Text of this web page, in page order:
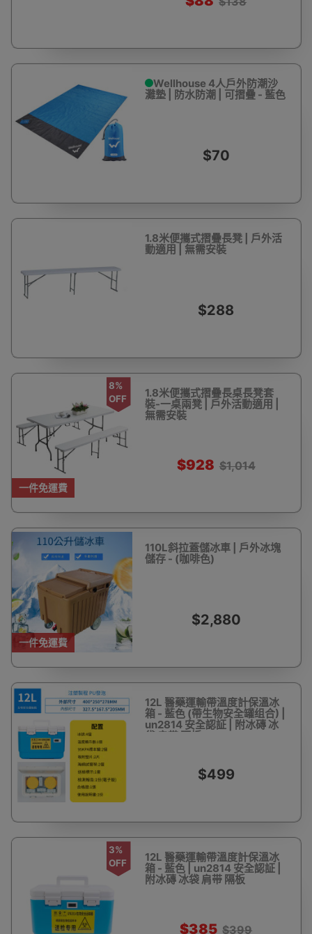
Wellhouse 4人戶外防潮沙
灘墊 | 防水防潮 | 可摺疊 - 藍色
$70
1.8米便攜式摺疊長凳 | 戶外活
動適用 | 無需安裝
$288
一件免運費
8%
OFF
1.8米便攜式摺疊長桌長凳套
裝-一桌兩凳 | 戶外活動適用 |
無需安裝
$928 $1,014
一件免運費
110L斜拉蓋儲冰車 | 戶外冰塊
儲存 - (咖啡色)
$2,880
12L 醫藥運輸帶溫度計保溫冰
箱 - 藍色 (帶生物安全罐组合) |
un2814 安全認証 | 附冰磚 冰
袋 肩带 隔板
$499
3%
OFF
12L 醫藥運輸帶溫度計保溫冰
箱 - 藍色 | un2814 安全認証 |
附冰磚 冰袋 肩带 隔板
$385 $399